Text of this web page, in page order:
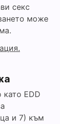
секс
може
EDD
и 7) към